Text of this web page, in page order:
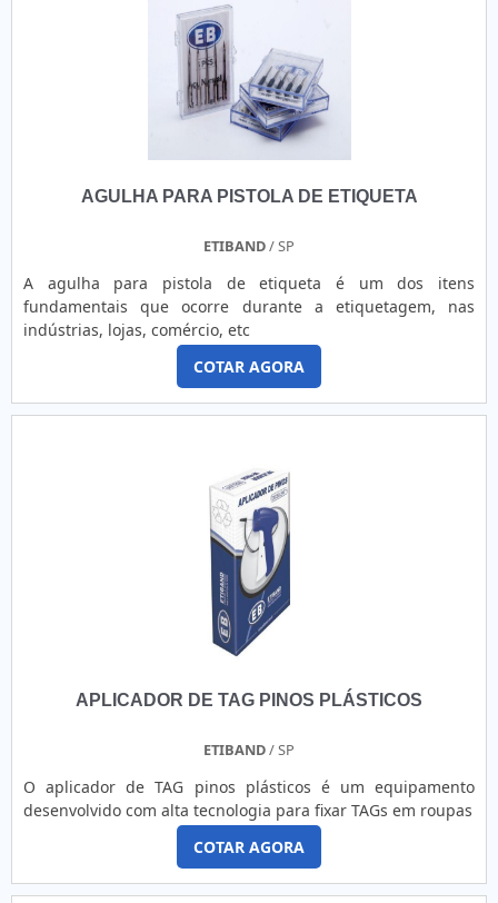
AGULHA PARA PISTOLA DE ETIQUETA
ETIBAND/ SP
A agulha para pistola de etiqueta é um dos itens
fundamentais que ocorre durante a etiquetagem, nas
indústrias, lojas, comércio, etc
COTAR AGORA
APLICADOR DE TAG PINOS PLÁSTICOS
ETIBAND/ SP
O aplicador de TAG pinos plásticos é um equipamento
desenvolvido com alta tecnologia para fixar TAGs em roupas
COTAR AGORA